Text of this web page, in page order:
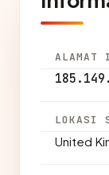
ALAMAT
LOKASI
United